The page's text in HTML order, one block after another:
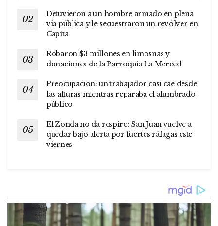
Detuvieron a un hombre armado en plena
vía pública y le secuestraron un revólver en
Capita
Robaron $3 millones en limosnas y
donaciones de la Parroquia La Merced
Preocupación: un trabajador casi cae desde
las alturas mientras reparaba el alumbrado
público
El Zonda no da respiro: San Juan vuelve a
quedar bajo alerta por fuertes ráfagas este
viernes